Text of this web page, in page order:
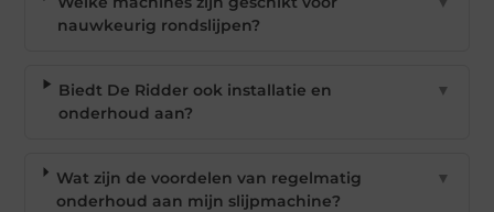
nauwkeurig rondslijpen?
Biedt De Ridder ook installatie en
onderhoud aan?
▼
Wat zijn de voordelen van regelmatig
onderhoud aan mijn slijpmachine?
▼